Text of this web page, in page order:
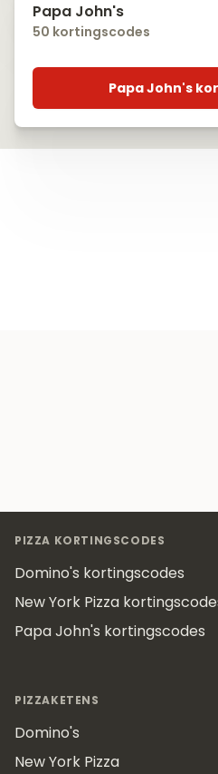
Papa John's
50 kortingscodes
Papa John's
PIZZA KORTINGSCODES
Domino's kortingscodes
New York Pizza
Papa John's kortingscodes
PIZZAKETENS
Domino's
New York Pizza